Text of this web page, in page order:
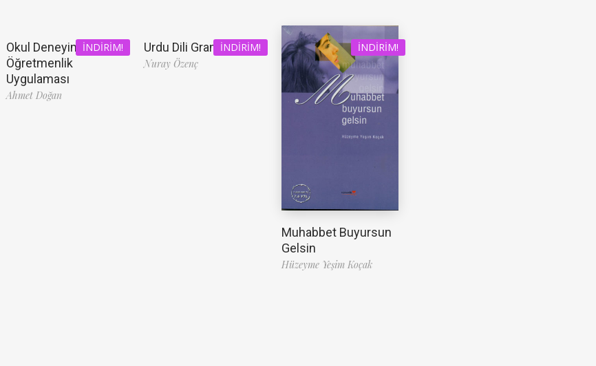
İNDIRIM!
Okul Deneyimi ve
Öğretmenlik
Uygulaması
Ahmet Doğan
İNDIRIM!
Urdu Dili Grameri
Nuray Özenç
İNDIRIM!
Muhabbet Buyursun
Gelsin
Hüzeyme Yeşim Koçak